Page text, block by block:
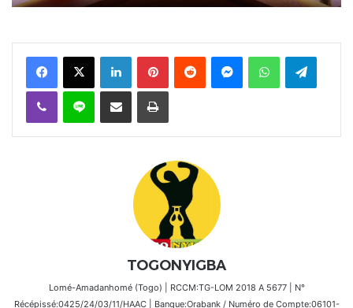
FacebookX Linkedin PinterestReddit MessengerWhatsAppTelegram
Viber Ligne Partager par email Imprimer
TOGONYIGBA
Lomé-Amadanhomé (Togo) | RCCM:TG-LOM 2018 A 5677 | N°
Récépissé:0425/24/03/11/HAAC | Banque:Orabank / Numéro de Compte:06101-